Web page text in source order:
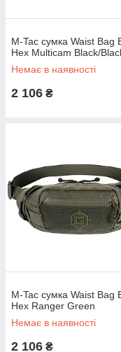
M-Tac сумка Waist Bag
Hex Multicam Black/
Немає в наявності
2 106 ₴
M-Tac сумка Waist Bag
Hex Ranger Green
Немає в наявності
2 106 ₴